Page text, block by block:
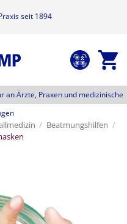
seit 1894
an Ärzte, Praxen und medizinische
/ Beatmungshilfen /